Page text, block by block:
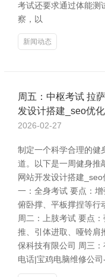
考试还要求通过体能测
察，以
新闻动态
周五：中枢考试 拉
发设计搭建_seo优
2026-02-27
制定一个科学合理的健
道。以下是一周健身推
网站开发设计搭建
一：全身考试 要点：增
俯卧撑、平板撑捏等行
周二：上肢考试 要点
推、引体进取、哑铃肩
保科技有限公司 周三
电话|宝鸡电脑维修公